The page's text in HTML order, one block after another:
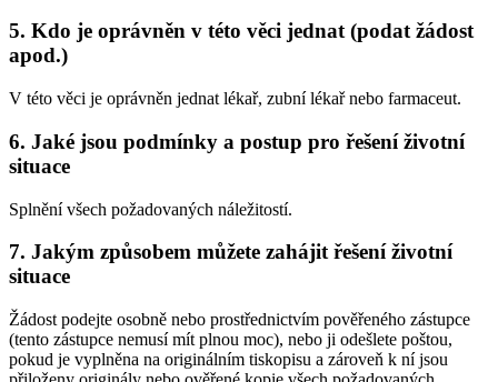
5. Kdo je oprávněn v této věci jednat (podat žádost
apod.)
V této věci je oprávněn jednat lékař, zubní lékař nebo farmaceut.
6. Jaké jsou podmínky a postup pro řešení životní
situace
Splnění všech požadovaných náležitostí.
7. Jakým způsobem můžete zahájit řešení životní
situace
Žádost podejte osobně nebo prostřednictvím pověřeného zástupce
(tento zástupce nemusí mít plnou moc), nebo ji odešlete poštou,
pokud je vyplněna na originálním tiskopisu a zároveň k ní jsou